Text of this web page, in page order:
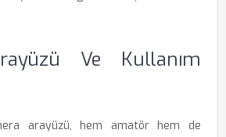
Ve Kullanım
arayüzü, hem amatör hem de